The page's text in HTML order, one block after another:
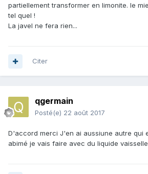
partiellement transformer en limonite. le
tel quel !
La javel ne fera rien...
Citer
qgermain
Posté(e) 22 août 2017
D'accord merci J'en ai aussiune autre qui
abimé je vais faire avec du liquide